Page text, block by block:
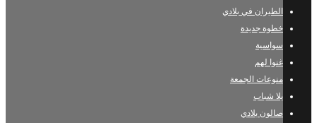
الطيران في بلادي
خطوة جديدة
سواسية
غنوا لهم
منوعات الجمعة
يلا شباب
صالون بلادي